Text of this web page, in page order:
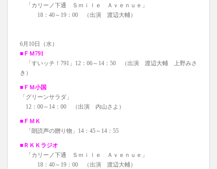
「カリーノ下通 Ｓｍｉｌｅ Ａｖｅｎｕｅ」
18：40～19：00 （出演 渡辺大輔）
6月10日（水）
■ＦＭ791
「すいッチ！791」12：06～14：50 （出演 渡辺大輔 上野みさ
き）
■ＦＭ小国
「グリーンサラダ」
12：00～14：00 （出演 内山さよ）
■ＦＭＫ
「朗読声の贈り物」14：45～14：55
■ＲＫＫラジオ
「カリーノ下通 Ｓｍｉｌｅ Ａｖｅｎｕｅ」
18：40～19：00 （出演 渡辺大輔）